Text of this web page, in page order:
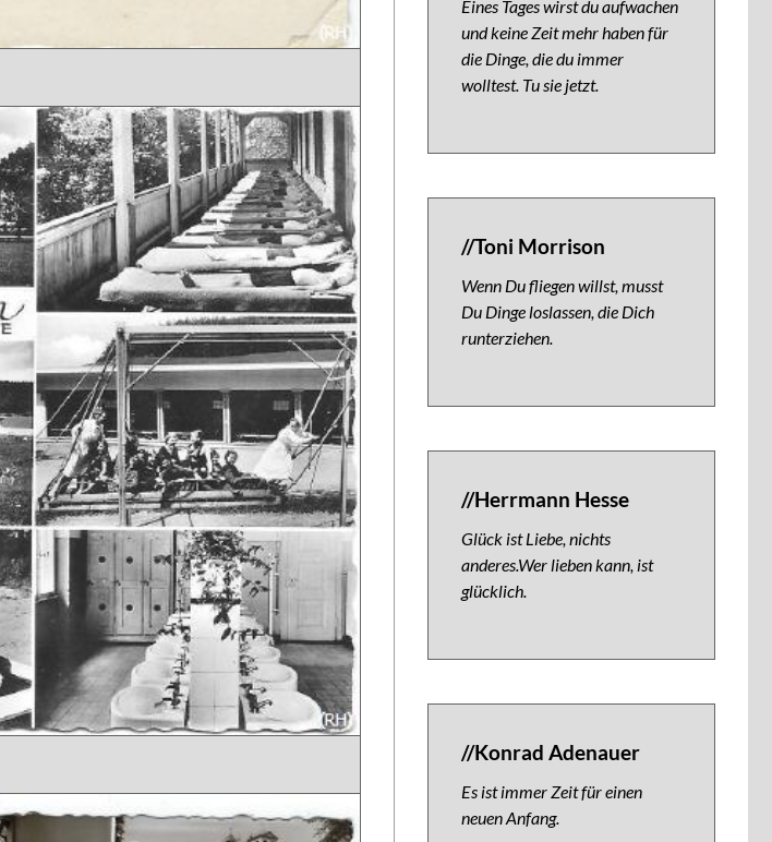
Eines Tages wirst du aufwachen
und keine Zeit mehr haben für
die Dinge, die du immer
wolltest. Tu sie jetzt.
//Toni Morrison
Wenn Du fliegen willst, musst
Du Dinge loslassen, die Dich
runterziehen.
//Herrmann Hesse
Glück ist Liebe, nichts
anderes.Wer lieben kann, ist
glücklich.
//Konrad Adenauer
Es ist immer Zeit für einen
neuen Anfang.